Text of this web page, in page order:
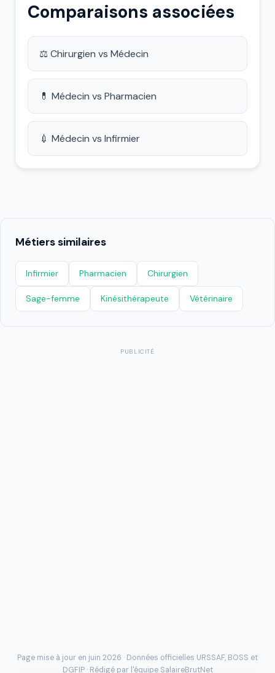
Comparaisons associées
⚖️ Chirurgien vs Médecin
💊 Médecin vs Pharmacien
💉 Médecin vs Infirmier
Métiers similaires
Infirmier Pharmacien Chirurgien
Sage-femme Kinésithérapeute Vétérinaire
PUBLICITÉ
Page mise à jour en juin 2026 · Données officielles URSSAF, BOSS et
DGFIP · Rédigé par l'équipe SalaireBrutNet